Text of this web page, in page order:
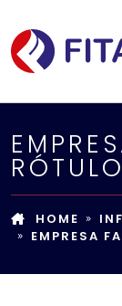
HOME
EMPRESA